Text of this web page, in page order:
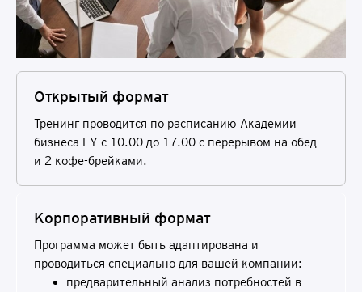
Открытый формат
Тренинг проводится по расписанию Академии
бизнеса EY с 10.00 до 17.00 c перерывом на обед
и 2 кофе-брейками.
Корпоративный формат
Программа может быть адаптирована и
проводиться специально для вашей компании:
предварительный анализ потребностей в